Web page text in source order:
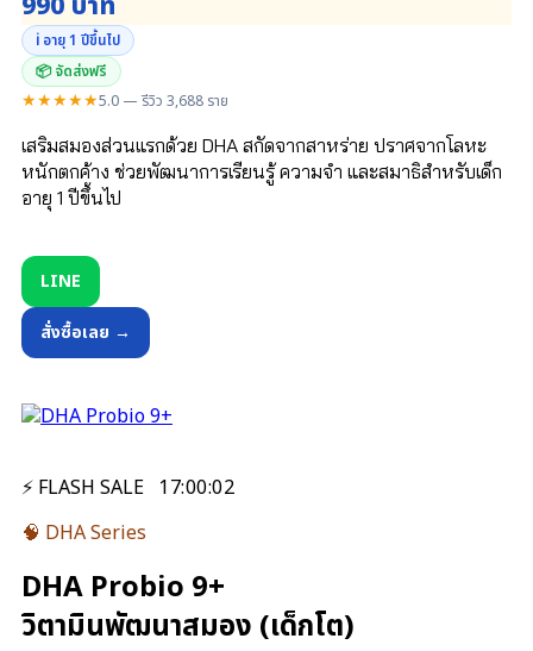
ℹ️ อายุ 1 ปีขึ้นไป
📦 จัดส่งฟรี
★★★★★5.0 — รีวิว 3,688 ราย
เสริมสมองส่วนแรกด้วย DHA สกัดจากสาหร่าย ปราศจากโลหะ
หนักตกค้าง ช่วยพัฒนาการเรียนรู้ ความจำ และสมาธิสำหรับเด็ก
อายุ 1 ปีขึ้นไป
LINE
สั่งซื้อเลย →
⚡ FLASH SALE 17:00:01
🧠 DHA Series
DHA Probio 9+
วิตามินพัฒนาสมอง (เด็กโต)